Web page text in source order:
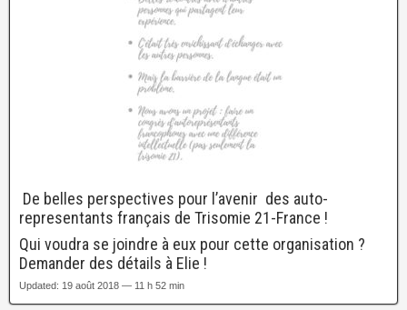
De belles perspectives pour l’avenir des auto-
representants français de Trisomie 21-France !
Qui voudra se joindre à eux pour cette organisation ?
Demander des détails à Elie !
Updated: 19 août 2018 — 11 h 52 min